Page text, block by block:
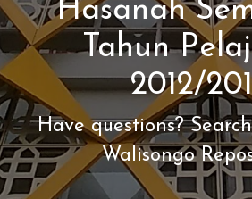
Hasanah
Tahun
2012/
Have questions?
Walisongo